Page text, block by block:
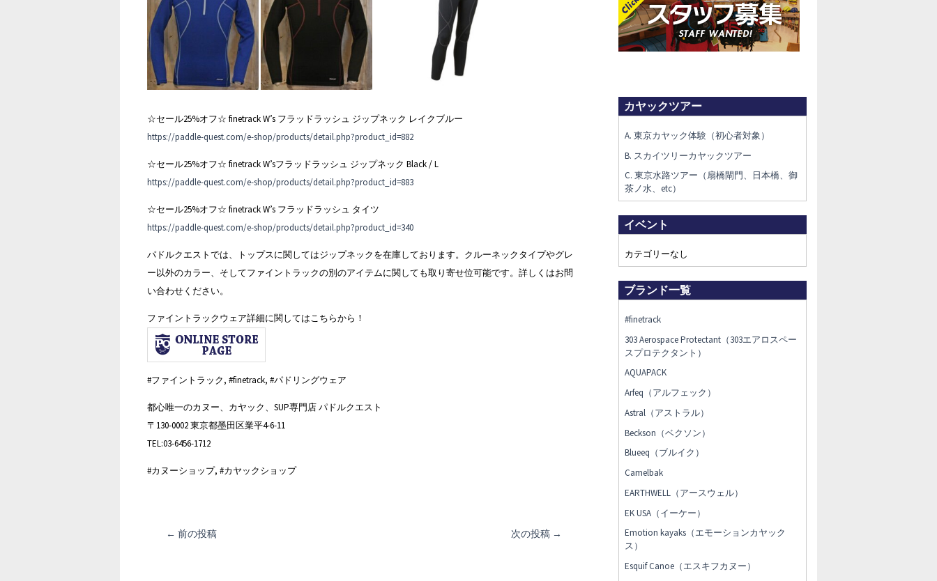
☆セール25%オフ☆ finetrack W’s フラッドラッシュ ジップネック レイクブルー
https://paddle-quest.com/e-shop/products/detail.php?product_id=882
☆セール25%オフ☆ finetrack W’sフラッドラッシュ ジップネック Black / L
https://paddle-quest.com/e-shop/products/detail.php?product_id=883
☆セール25%オフ☆ finetrack W’s フラッドラッシュ タイツ
https://paddle-quest.com/e-shop/products/detail.php?product_id=340
パドルクエストでは、トップスに関してはジップネックを在庫しております。クルーネックタイプやグレ
ー以外のカラー、そしてファイントラックの別のアイテムに関しても取り寄せ位可能です。詳しくはお問
い合わせください。
ファイントラックウェア詳細に関してはこちらから！
#ファイントラック, #finetrack, #パドリングウェア
都心唯一のカヌー、カヤック、SUP専門店 パドルクエスト
〒130-0002 東京都墨田区業平4-6-11
TEL:03-6456-1712
#カヌーショップ, #カヤックショップ
← 前の投稿 次の投稿 →
カヤックツアー
A. 東京カヤック体験（初心者対象）
B. スカイツリーカヤックツアー
C. 東京水路ツアー（扇橋閘門、日本橋、御
茶ノ水、etc）
イベント
カテゴリーなし
ブランド一覧
#finetrack
303 Aerospace Protectant（303エアロスペー
スプロテクタント）
AQUAPACK
Arfeq（アルフェック）
Astral（アストラル）
Beckson（ベクソン）
Blueeq（ブルイク）
Camelbak
EARTHWELL（アースウェル）
EK USA（イーケー）
Emotion kayaks（エモーションカヤック
ス）
Esquif Canoe（エスキフカヌー）